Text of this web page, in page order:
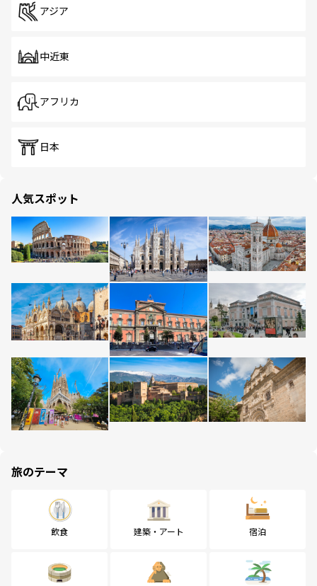
アジア
中近東
アフリカ
日本
人気スポット
旅のテーマ
飲食 建築・アート 宿泊